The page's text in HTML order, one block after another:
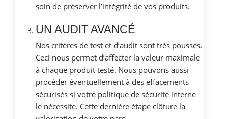
soin de préserver l’intégrité de vos produits.
UN AUDIT AVANCÉ
Nos critères de test et d’audit sont très poussés.
Ceci nous permet d’affecter la valeur maximale
à chaque produit testé. Nous pouvons aussi
procéder éventuellement à des effacements
sécurisés si votre politique de sécurité interne
le nécessite. Cette dernière étape clôture la